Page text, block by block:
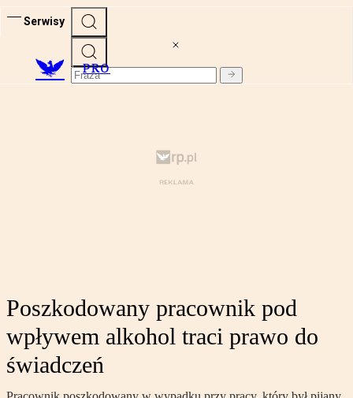
Serwisy
PRO
Poszkodowany pracownik pod
wpływem alkohol traci prawo do
świadczeń